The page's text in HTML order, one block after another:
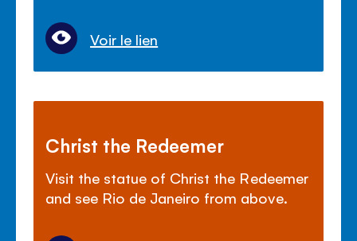
Voir le lien
Christ the Redeemer
Visit the statue of Christ the Redeemer
and see Rio de Janeiro from above.